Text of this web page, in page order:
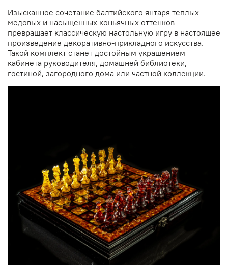
Изысканное сочетание балтийского янтаря теплых
медовых и насыщенных коньячных оттенков
превращает классическую настольную игру в настоящее
произведение декоративно-прикладного искусства.
Такой комплект станет достойным украшением
кабинета руководителя, домашней библиотеки,
гостиной, загородного дома или частной коллекции.